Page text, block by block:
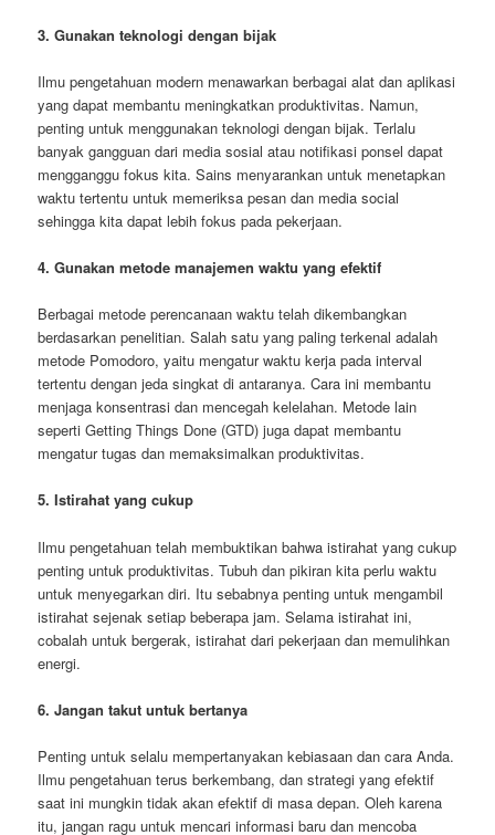
3. Gunakan teknologi dengan bijak
Ilmu pengetahuan modern menawarkan berbagai alat dan aplikasi
yang dapat membantu meningkatkan produktivitas. Namun,
penting untuk menggunakan teknologi dengan bijak. Terlalu
banyak gangguan dari media sosial atau notifikasi ponsel dapat
mengganggu fokus kita. Sains menyarankan untuk menetapkan
waktu tertentu untuk memeriksa pesan dan media social
sehingga kita dapat lebih fokus pada pekerjaan.
4. Gunakan metode manajemen waktu yang efektif
Berbagai metode perencanaan waktu telah dikembangkan
berdasarkan penelitian. Salah satu yang paling terkenal adalah
metode Pomodoro, yaitu mengatur waktu kerja pada interval
tertentu dengan jeda singkat di antaranya. Cara ini membantu
menjaga konsentrasi dan mencegah kelelahan. Metode lain
seperti Getting Things Done (GTD) juga dapat membantu
mengatur tugas dan memaksimalkan produktivitas.
5. Istirahat yang cukup
Ilmu pengetahuan telah membuktikan bahwa istirahat yang cukup
penting untuk produktivitas. Tubuh dan pikiran kita perlu waktu
untuk menyegarkan diri. Itu sebabnya penting untuk mengambil
istirahat sejenak setiap beberapa jam. Selama istirahat ini,
cobalah untuk bergerak, istirahat dari pekerjaan dan memulihkan
energi.
6. Jangan takut untuk bertanya
Penting untuk selalu mempertanyakan kebiasaan dan cara Anda.
Ilmu pengetahuan terus berkembang, dan strategi yang efektif
saat ini mungkin tidak akan efektif di masa depan. Oleh karena
itu, jangan ragu untuk mencari informasi baru dan mencoba